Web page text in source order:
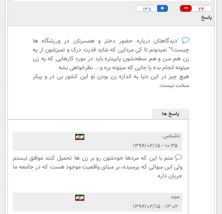
24
138
پاسخ
'دیدگاهتان درباره حضور دختر و همسرتان در ورزشگاه ها
چیست؟" نمیدونم تا کی مردایی که شاید قدرت درک و تمیزشون از یه
زن هم سن و هم سطحشون پایینتره باید در مورد کارهایی که یه زن
میتونه انجام بده یا جایی که میتونه بره و... نظرخواهی بشه
هیچ چیز در این دنیا به اندازه زن بودن تو این کشور بی در و پیکر
سخت نیست.
پاسخ ها
ناشناس
۱۰:۳۵ - ۱۳۹۴/۰۲/۱۵
منم با این که مردها خودشون رو بر زن ها تحمیل کنند موافق نیستم
ولی این سوالی که پرسیده، بر مبنای واقعیت موجود هست که در جامعه ما
جریان داره
مجد
۱۳:۰۲ - ۱۳۹۴/۰۲/۱۵